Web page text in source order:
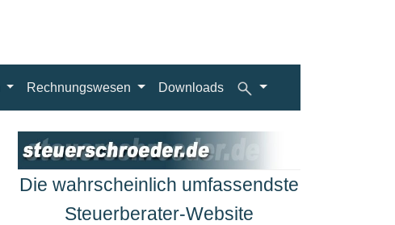
Rechnungswesen Downloads
Die wahrscheinlich umfassendste
Steuerberater-Website